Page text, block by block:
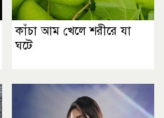
কাঁচা আম খেলে শরীরে যা
ঘটে